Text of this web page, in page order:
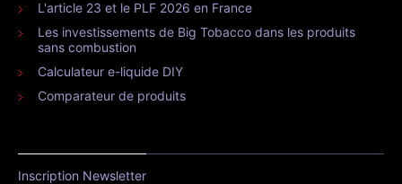
L'article 23 et le PLF 2026 en France
Les investissements de Big Tobacco dans les produits
sans combustion
Calculateur e-liquide DIY
Comparateur de produits
Inscription Newsletter